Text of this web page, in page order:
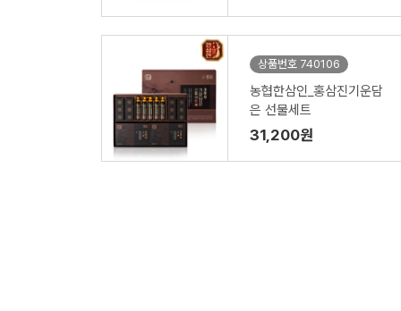
상품번호 740106
농협한삼인_홍삼진기운담
은 선물세트
31,200원